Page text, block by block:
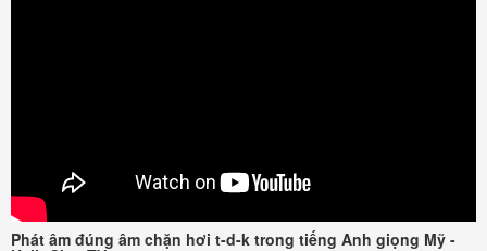
Phát âm đúng âm chặn hơi t-d-k trong tiếng Anh giọng Mỹ -